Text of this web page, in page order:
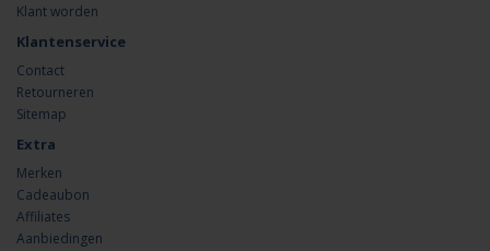
Klant worden
Klantenservice
Contact
Retourneren
Sitemap
Extra
Merken
Cadeaubon
Affiliates
Aanbiedingen